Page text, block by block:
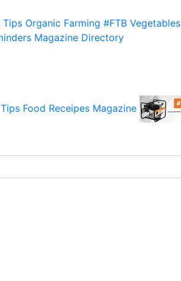
Tips Organic Farming #FTB Vegetables
Magazine Directory
Food Receipes Magazine